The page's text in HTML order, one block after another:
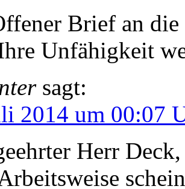
Brief an die
Unfähigkeit
sagt:
2014 um 00:07
Herr Deck,